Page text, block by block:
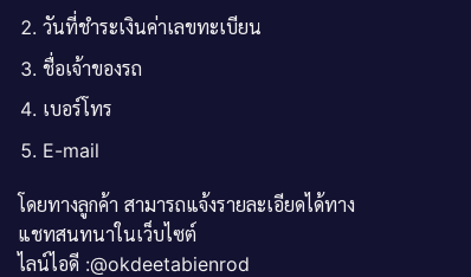
วันที่ชำระเงินค่าเลขทะเบียน
ชื่อเจ้าของรถ
เบอร์โทร
E-mail
โดยทางลูกค้า สามารถแจ้งรายละเอียดได้ทาง
แชทสนทนาในเว็บไซต์
ไลน์ไอดี :@okdeetabienrod